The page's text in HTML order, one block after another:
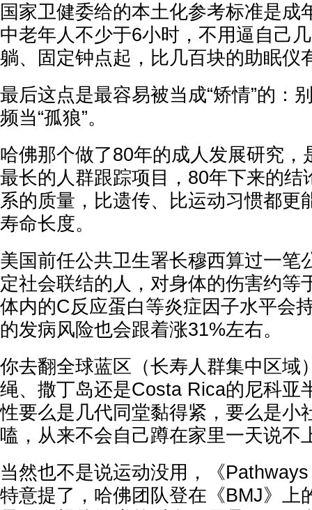
国家卫健委给的本土化参考标准是成
中老年人不少于6小时，不用逼自己
躺、固定钟点起，比几百块的助眠仪
最后这点是最容易被当成“矫情”的：
频当“孤狼”。
哈佛那个做了80年的成人发展研究，
最长的人群跟踪项目，80年下来的结
系的质量，比遗传、比运动习惯都更
寿命长度。
美国前任公共卫生署长穆西算过一笔
定社会联结的人，对身体的伤害约等
体内的C反应蛋白等炎症因子水平会
的发病风险也会跟着涨31%左右。
你去翻全球蓝区（长寿人群集中区域
绳、撒丁岛还是Costa Rica的尼科亚
性要么是几代同堂黏得紧，要么是小
嗑，从来不会自己蹲在家里一天说不
当然也不是说运动没用，《
特意提了，哈佛团队登在《BMJ》上